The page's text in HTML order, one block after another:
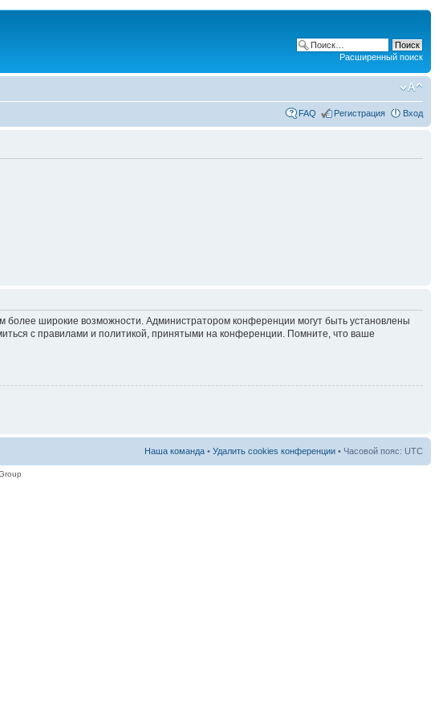
Расширенный поиск
FAQ Регистрация Вход
более широкие возможности. Администратором конференции могут быть установлены
с правилами и политикой, принятыми на конференции. Помните, что ваше
Наша команда • Удалить cookies конференции • Часовой пояс: UTC